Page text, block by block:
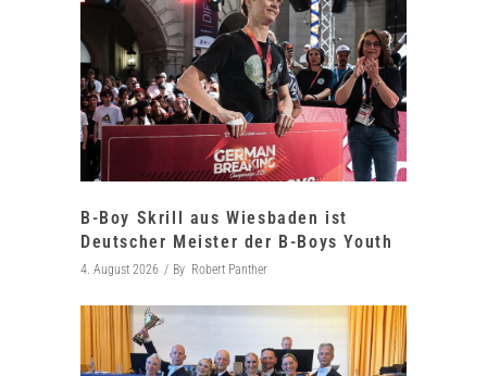
B-Boy Skrill aus Wiesbaden ist
Deutscher Meister der B-Boys Youth
4. August 2026 By Robert Panther